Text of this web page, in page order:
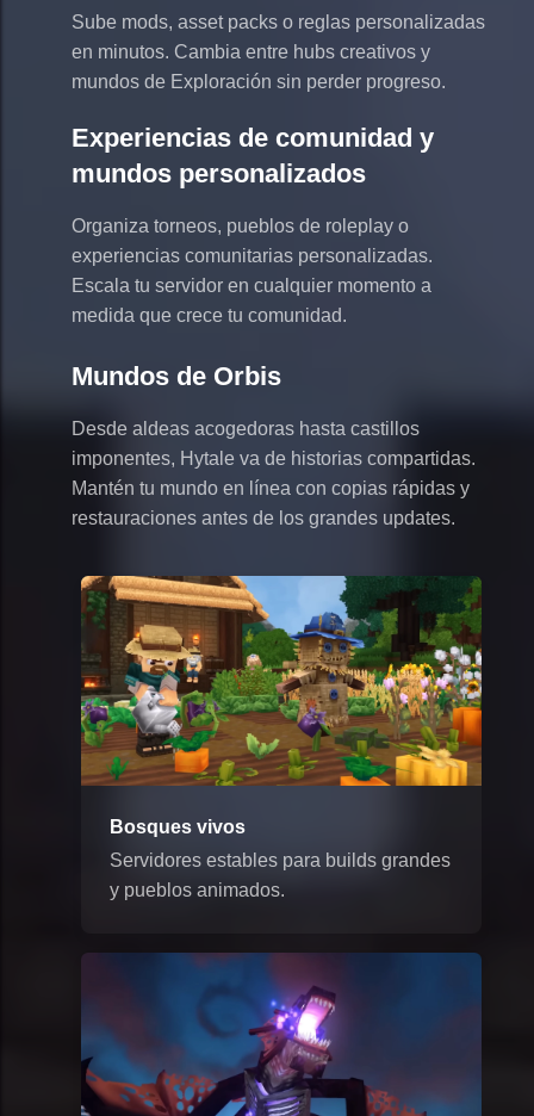
Sube mods, asset packs o reglas personalizadas
en minutos. Cambia entre hubs creativos y
mundos de Exploración sin perder progreso.
Experiencias de comunidad y
mundos personalizados
Organiza torneos, pueblos de roleplay o
experiencias comunitarias personalizadas.
Escala tu servidor en cualquier momento a
medida que crece tu comunidad.
Mundos de Orbis
Desde aldeas acogedoras hasta castillos
imponentes, Hytale va de historias compartidas.
Mantén tu mundo en línea con copias rápidas y
restauraciones antes de los grandes updates.
Bosques vivos
Servidores estables para builds grandes
y pueblos animados.